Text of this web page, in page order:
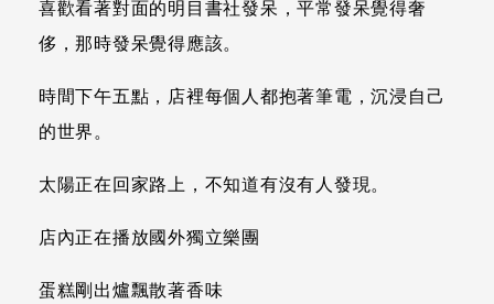
喜歡看著對面的明目書社發呆，平常發呆覺得奢
侈，那時發呆覺得應該。
時間下午五點，店裡每個人都抱著筆電，沉浸自己
的世界。
太陽正在回家路上，不知道有沒有人發現。
店內正在播放國外獨立樂團
蛋糕剛出爐飄散著香味